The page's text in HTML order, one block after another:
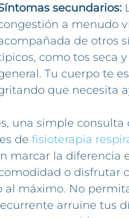
secundarios:
a menudo
de otros
como tos seca
Tu cuerpo te
que necesita
una simple consulta
defisioterapia
marcar la diferencia
o disfrutar
al máximo. No
arruine tus